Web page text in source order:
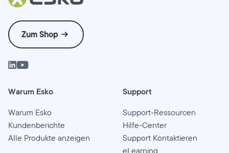
Zum Shop
Warum Esko
Warum Esko
Kundenberichte
Alle Produkte anzeigen
Support
Support-Ressourcen
Hilfe-Center
Support Kontaktieren
eLearning